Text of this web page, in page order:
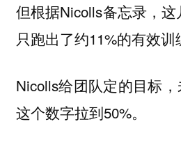
但根据Nicolls备忘录，
只跑出了约11%的有效训
Nicolls给团队定的目标
这个数字拉到50%。